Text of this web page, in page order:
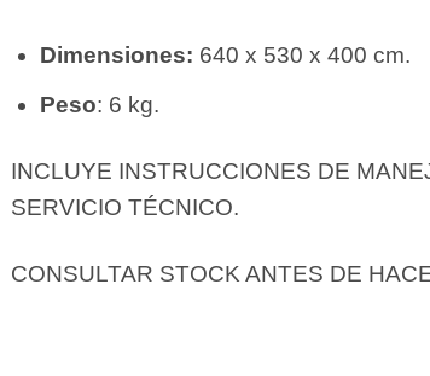
Dimensiones: 640 x 530 x 400 cm.
Peso: 6 kg.
INCLUYE INSTRUCCIONES DE
SERVICIO TÉCNICO.
CONSULTAR STOCK ANTES DE